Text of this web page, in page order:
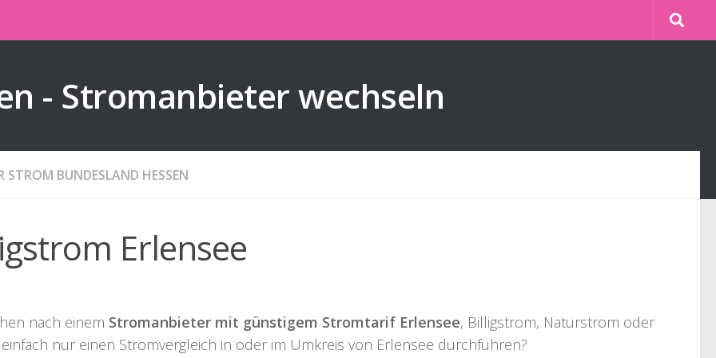
- Stromanbieter wechseln
STROM BUNDESLAND HESSEN
Erlensee
nach einem Stromanbieter mit günstigem Stromtarif Erlensee, Billigstrom, Naturstrom oder
nur einen Stromvergleich in oder im Umkreis von Erlensee durchführen?